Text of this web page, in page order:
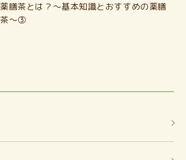
薬膳茶とは？〜基本知識とおすすめの薬膳
茶〜③